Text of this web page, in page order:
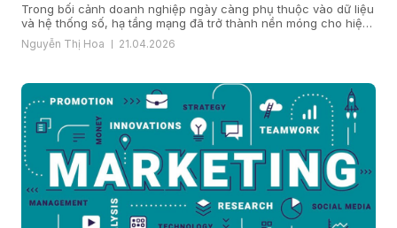
Trong bối cảnh doanh nghiệp ngày càng phụ thuộc vào dữ liệu
và hệ thống số, hạ tầng mạng đã trở thành nền móng cho hiệu
quả vận hành và năng lực cạnh tranh. Khi quy mô mở rộng, chi
nhánh gia tăng và yêu cầu bảo mật, ổn định ngày càng cao,
Nguyễn Thị Hoa 21.04.2026